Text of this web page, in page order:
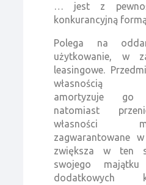
… jest z
konkurancyjną
Polega na
użytkowanie, w
leasingowe.
własnością
amortyzuje go
natomiast
własności
zagwarantowane
zwiększa w ten
swojego
dodatkowych